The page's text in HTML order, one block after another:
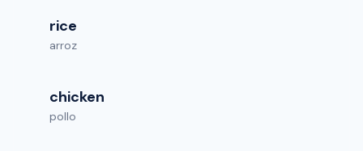
rice
arroz
chicken
pollo